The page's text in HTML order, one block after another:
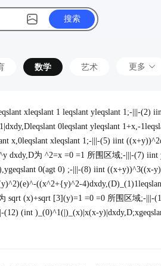
搜索
数学 艺术 更多
xleqslant 1 leqslant yleqslant 1;-|||-(2)
0leqslant yleqslant 1+x,-
x,0leqslant xleqslant 1;-|||-(5) iint
dxdy,D为 ^2=x =0 =1 所围区域;-|||-(7) iint
0(agt 0) ;-|||-(8) iint ((x+y))^3((x-
((x^2+{y)^2-
sqrt (x)+sqrt [3](y)=1 =0 =0 所围区域;-|||-
(int )_(0)^1(|)_(x)|x(x-